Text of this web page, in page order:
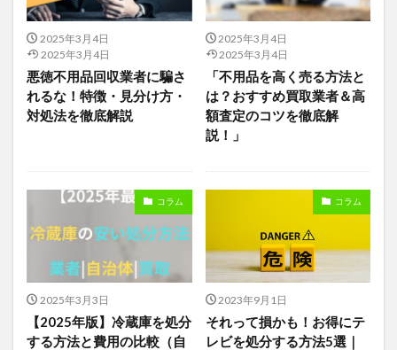
2025年3月4日
2025年3月4日
悪徳不用品回収業者に騙さ
れるな！特徴・見分け方・
対処法を徹底解説
2025年3月4日
2025年3月4日
「不用品を高く売る方法と
は？おすすめ買取業者＆高
額査定のコツを徹底解
説！」
コラム
2025年3月3日
【2025年版】冷蔵庫を処分
する方法と費用の比較（自
コラム
2023年9月1日
それって損かも！お得にテ
レビを処分する方法5選｜